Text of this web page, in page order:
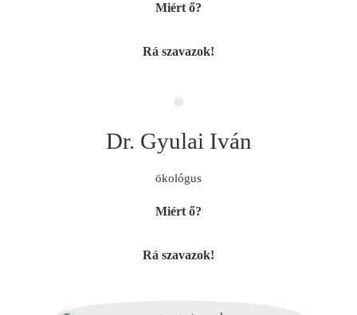
Miért ő?
Rá szavazok!
Dr. Gyulai Iván
ökológus
Miért ő?
Rá szavazok!